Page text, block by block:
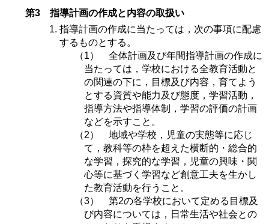
第3 指導計画の作成と内容の取扱い
指導計画の作成に当たっては，次の事項に配慮
するものとする。
（1） 全体計画及び年間指導計画の作成に
当たっては，学校における全教育活動と
の関連の下に，目標及び内容，育てよう
とする資質や能力及び態度，学習活動，
指導方法や指導体制，学習の評価の計画
などを示すこと。
（2） 地域や学校，児童の実態等に応じ
て，教科等の枠を超えた横断的・総合的
な学習，探究的な学習，児童の興味・関
心等に基づく学習など創意工夫を生かし
た教育活動を行うこと。
（3） 第2の各学校において定める目標及
び内容については，日常生活や社会との